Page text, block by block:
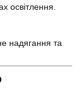
освітлення.
надягання та